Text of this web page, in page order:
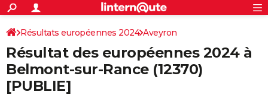
ACTUALITÉS
Politique
Société
Faits Divers
Education
Monde
Villes
+
SPORT
Coupe du monde 2026
Football
Tennis
Cyclisme
Rugby
Forum
CULTURE
Programme TV
TNT
Streaming
Cinéma
Sorties cinéma
Musique
+FINANCE
S'inscrire
Connexion
Résultats européennes 2024 Aveyron
Résultat des européennes 2024 à
Belmont-sur-Rance (12370)
[PUBLIE]